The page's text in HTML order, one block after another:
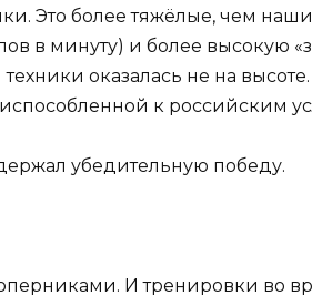
Это более тяжёлые, чем
в минуту) и более высокую
оказалась не на
к российским
убедительную победу.
И тренировки во